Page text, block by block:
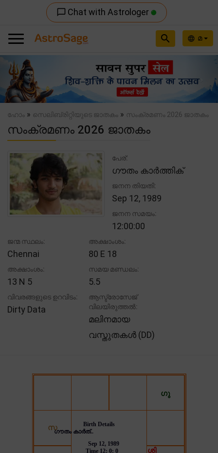
chat_bubble_outline Chat with Astrologer
language മ
search
Previous
ഹോം » സെലിബ്രിറ്റിയുടെ ജാതകം » സംക്രമണം 2026 ജാതകം
സംക്രമണം 2026 ജാതകം
പേര്:
ഗൗതം കാർത്തിക്
ജനന തിയതി:
Sep 12, 1989
ജനന സമയം:
12:00:00
ജന്മ സ്ഥലം:
Chennai
അക്ഷാംശം:
80 E 18
അക്ഷാംശം:
13 N 5
സമയ മണ്ഡലം:
5.5
വിവരങ്ങളുടെ ഉറവിടം:
Dirty Data
ആസ്ട്രോസേജ്
വിലയിരുത്തൽ:
മലിനമായ
വസ്തുതകൾ (DD)